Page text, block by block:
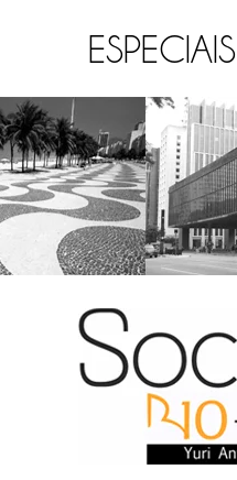
ESPECIAIS